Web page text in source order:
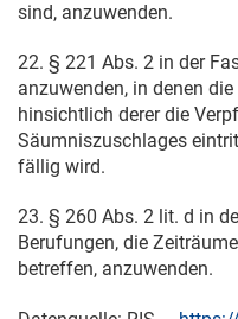
sind, anzuwenden.
22. § 221 Abs. 2 in der
anzuwenden, in denen
hinsichtlich derer die
Säumniszuschlages
fällig wird.
23. § 260 Abs. 2 lit. d in
Berufungen, die
betreffen, anzuwenden.